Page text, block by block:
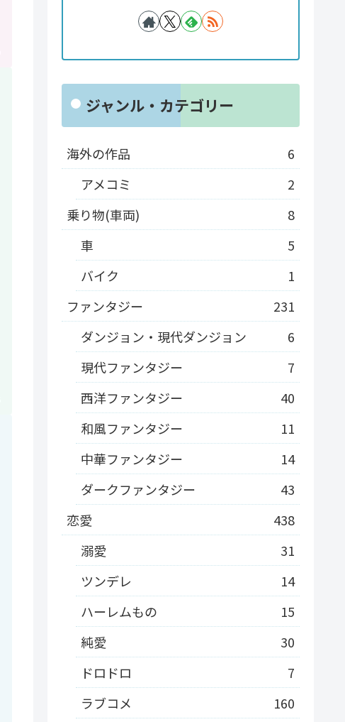
ジャンル・カテゴリー
海外の作品
6
アメコミ
2
乗り物(車両)
8
車
5
バイク
1
ファンタジー
231
ダンジョン・現代ダンジョン
6
現代ファンタジー
7
西洋ファンタジー
40
和風ファンタジー
11
中華ファンタジー
14
ダークファンタジー
43
恋愛
438
溺愛
31
ツンデレ
14
ハーレムもの
15
純愛
30
ドロドロ
7
ラブコメ
160